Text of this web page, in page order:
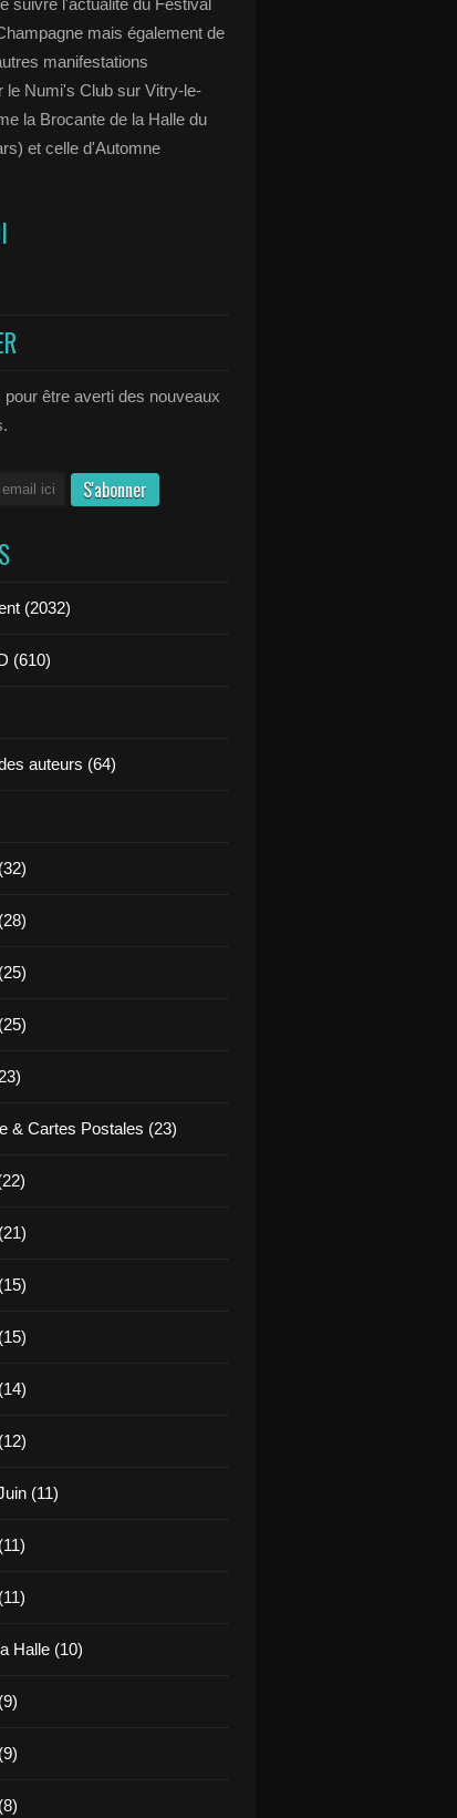
suivre l'actualité du Festival
mais également de
manifestations
le Numi's Club sur Vitry-le-
la Brocante de la Halle du
et celle d'Automne
être averti des nouveaux
(2032)
(610)
auteurs (64)
& Cartes Postales (23)
(11)
Halle (10)